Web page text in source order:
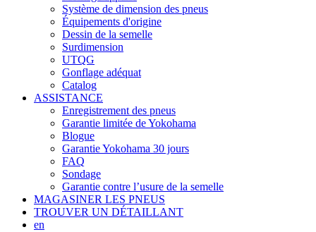
Système de dimension des pneus
Équipements d'origine
Dessin de la semelle
Surdimension
UTQG
Gonflage adéquat
Catalog
ASSISTANCE
Enregistrement des pneus
Garantie limitée de Yokohama
Blogue
Garantie Yokohama 30 jours
FAQ
Sondage
Garantie contre l’usure de la semelle
MAGASINER LES PNEUS
TROUVER UN DÉTAILLANT
en